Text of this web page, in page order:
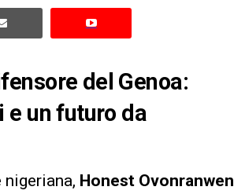
del Genoa:
e un futuro da
Honest Ovonranwen